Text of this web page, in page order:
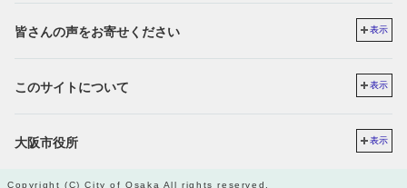
皆さんの声をお寄せください 表示
このサイトについて 表示
大阪市役所 表示
Copyright (C) City of Osaka All rights reserved.